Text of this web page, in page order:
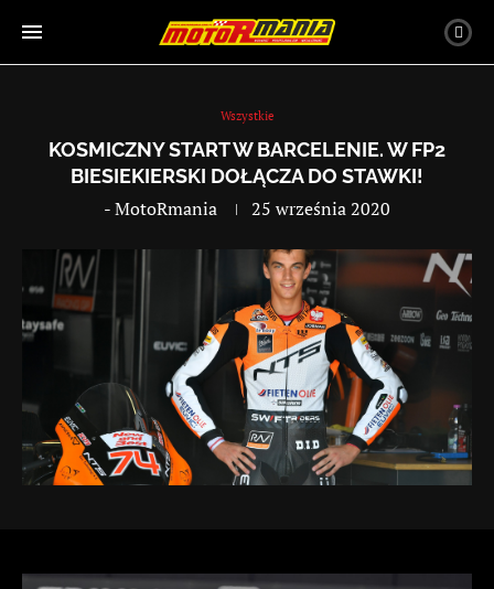
Wszystkie
KOSMICZNY START W BARCELENIE. W FP2
BIESIEKIERSKI DOŁĄCZA DO STAWKI!
-MotoRmania 25 września 2020